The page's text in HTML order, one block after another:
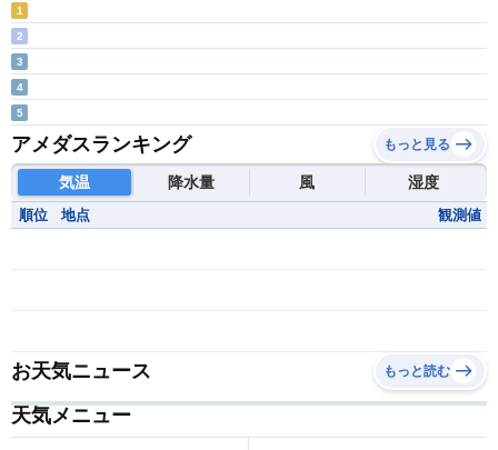
1
2
3
4
5
アメダスランキング もっと見る
気温 降水量 風 湿度
順位 地点 観測値
お天気ニュース もっと読む
天気メニュー